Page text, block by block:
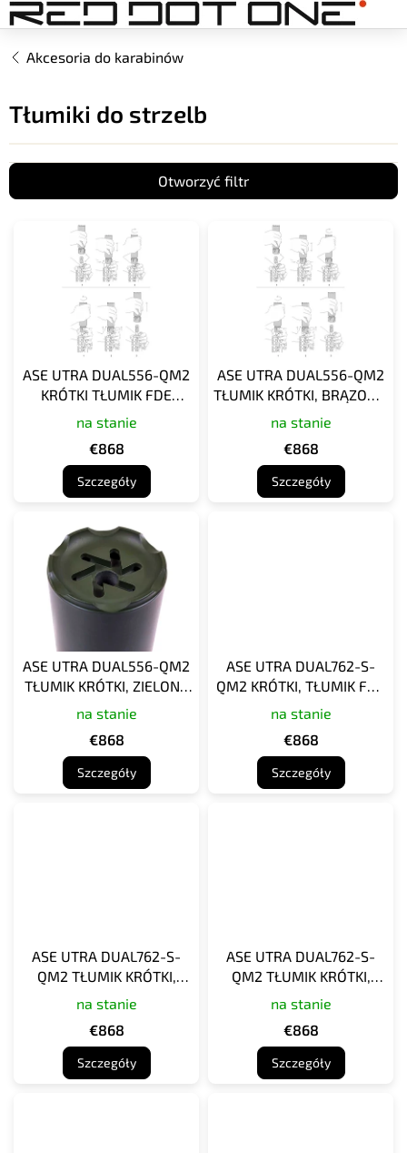
Przejść
do
treściAkcesoria do karabinów
Tłumiki do strzelb
Otworzyć filtr
ASE UTRA DUAL556-QM2
KRÓTKI TŁUMIK FDE
CERAKOTE
na stanie
€868
Szczegóły
ASE UTRA DUAL556-QM2
TŁUMIK KRÓTKI, BRĄZOWY
KOJOT CERAKOTE
na stanie
€868
Szczegóły
ASE UTRA DUAL556-QM2
TŁUMIK KRÓTKI, ZIELONY
CERAKOTE
na stanie
€868
Szczegóły
ASE UTRA DUAL762-S-
QM2 KRÓTKI, TŁUMIK FDE
CERAKOTE
na stanie
€868
Szczegóły
ASE UTRA DUAL762-S-
QM2 TŁUMIK KRÓTKI,
BRĄZOWY KOJOT
CERAKOTE
na stanie
€868
Szczegóły
ASE UTRA DUAL762-S-
QM2 TŁUMIK KRÓTKI,
CZARNY CERAKOTE
na stanie
€868
Szczegóły